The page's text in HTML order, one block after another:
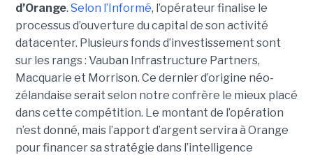
d’Orange. Selon l’Informé, l’opérateur finalise le
processus d’ouverture du capital de son activité
datacenter. Plusieurs fonds d’investissement sont
sur les rangs : Vauban Infrastructure Partners,
Macquarie et Morrison. Ce dernier d’origine néo-
zélandaise serait selon notre confrère le mieux placé
dans cette compétition. Le montant de l’opération
n’est donné, mais l’apport d’argent servira à Orange
pour financer sa stratégie dans l’intelligence